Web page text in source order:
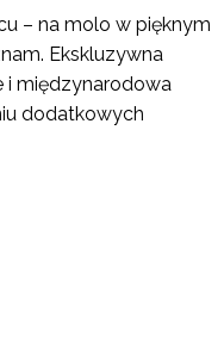
– na molo w pięknym
Ekskluzywna
i międzynarodowa
dodatkowych